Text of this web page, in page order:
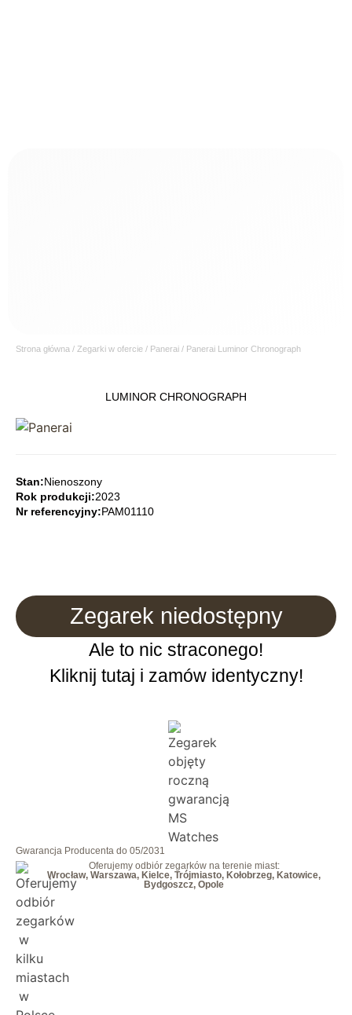
Strona główna / Zegarki w ofercie / Panerai / Panerai Luminor Chronograph
LUMINOR CHRONOGRAPH
Stan:Nienoszony
Rok produkcji:2023
Nr referencyjny:PAM01110
Zegarek niedostępny
Ale to nic straconego!
Kliknij tutaj i zamów identyczny!
Gwarancja Producenta do 05/2031
Oferujemy odbiór zegarków na terenie miast:
Wrocław, Warszawa, Kielce, Trójmiasto, Kołobrzeg, Katowice,
Bydgoszcz, Opole